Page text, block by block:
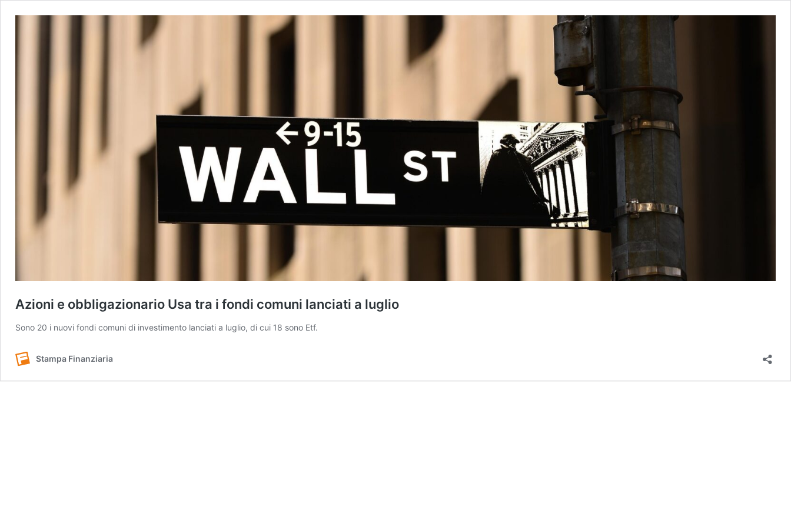
Azioni e obbligazionario Usa tra i fondi comuni lanciati a luglio
Sono 20 i nuovi fondi comuni di investimento lanciati a luglio, di cui 18 sono Etf.
Stampa Finanziaria